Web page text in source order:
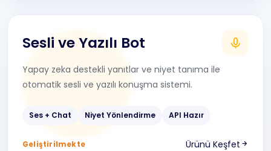
Sesli ve Yazılı Bot
Yapay zeka destekli yanıtlar ve niyet tanıma ile
otomatik sesli ve yazılı konuşma sistemi.
Ses + Chat Niyet Yönlendirme API Hazır
Geliştirilmekte Ürünü Keşfet